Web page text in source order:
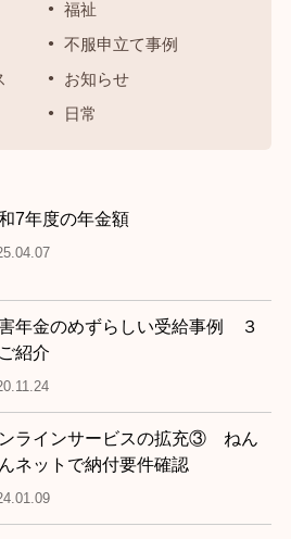
福祉
不服申立て事例
お知らせ
日常
7年度の年金額
年金のめずらしい受給事例 ３
紹介
ラインサービスの拡充③ ねん
ネットで納付要件確認